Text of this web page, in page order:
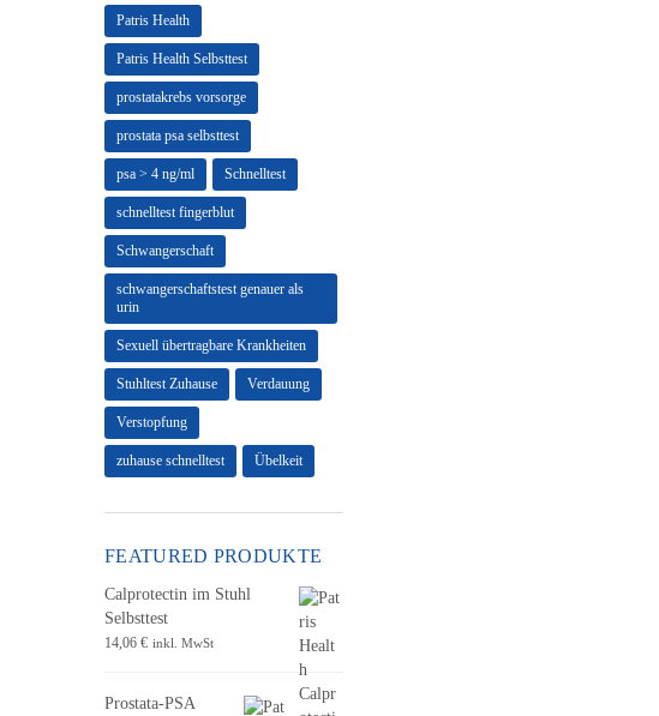
Patris Health
Patris Health Selbsttest
prostatakrebs vorsorge
prostata psa selbsttest
psa > 4 ng/ml Schnelltest
schnelltest fingerblut
Schwangerschaft
schwangerschaftstest genauer als
urin
Sexuell übertragbare Krankheiten
Stuhltest Zuhause Verdauung
Verstopfung
zuhause schnelltest Übelkeit
FEATURED PRODUKTE
Calprotectin im Stuhl
Selbsttest
14,06 € inkl. MwSt
Prostata-PSA